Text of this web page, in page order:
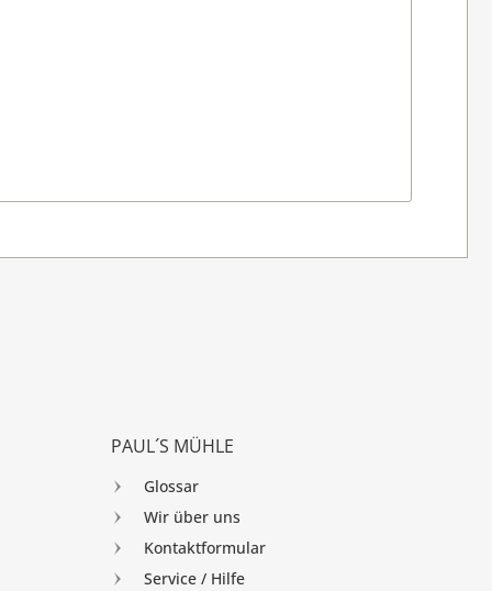
PAUL´S MÜHLE
Glossar
Wir über uns
Kontaktformular
Service / Hilfe